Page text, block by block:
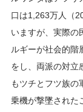
口は1,263万人（
いますが、実際の
ルギーが社会的階
をし、両派の対立
もツチとフツ族の
乗機が撃墜された